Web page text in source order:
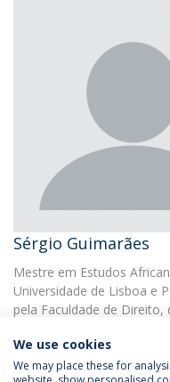
Sérgio Guimarães
Mestre em Estudos
Universidade de Lisboa e
pela Faculdade de Direito,
We use cookies
We may place these for